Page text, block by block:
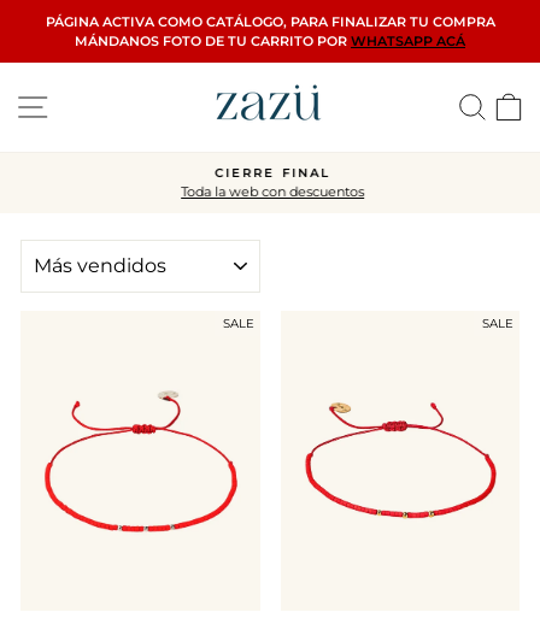
directamente
al
PÁGINA ACTIVA COMO CATÁLOGO, PARA FINALIZAR TU COMPRA
MÁNDANOS FOTO DE TU CARRITO POR WHATSAPP ACÁ
diapositivas
CIERRE FINAL
Toda la web con descuentos
SALE SALE